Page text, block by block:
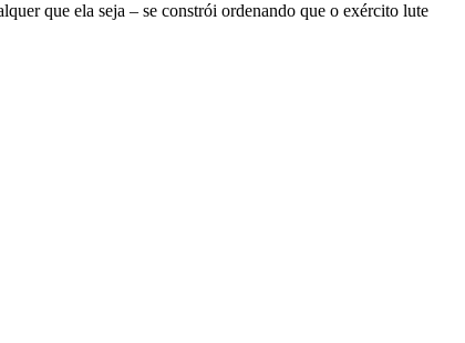
que ela seja – se constrói ordenando que o exército lute